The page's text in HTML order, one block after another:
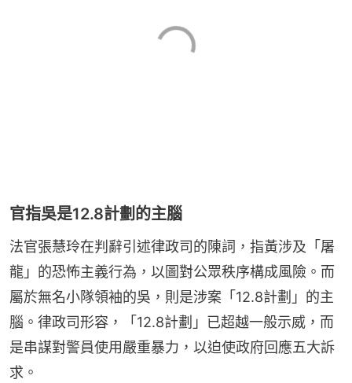
官指吳是12.8計劃的主腦
法官張慧玲在判辭引述律政司的陳詞，指黃涉及「屠
龍」的恐怖主義行為，以圖對公眾秩序構成風險。而
屬於無名小隊領袖的吳，則是涉案「12.8計劃」的主
腦。律政司形容，「12.8計劃」已超越一般示威，而
是串謀對警員使用嚴重暴力，以迫使政府回應五大訴
求。